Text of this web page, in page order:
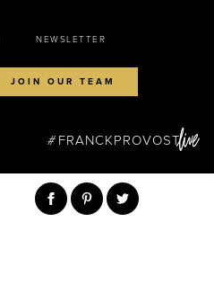
NEWSLETTER
JOIN OUR TEAM
FRANCKPROVOST